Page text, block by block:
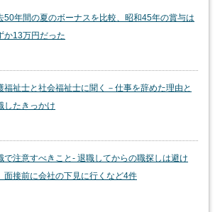
50年間の夏のボーナスを比較、昭和45年の賞与は
か13万円だった
福祉士と社会福祉士に聞く－仕事を辞めた理由と
したきっかけ
で注意すべきこと- 退職してからの職探しは避け
面接前に会社の下見に行くなど4件